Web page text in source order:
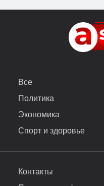
Все
Политика
Экономика
Спорт и здоровье
Контакты